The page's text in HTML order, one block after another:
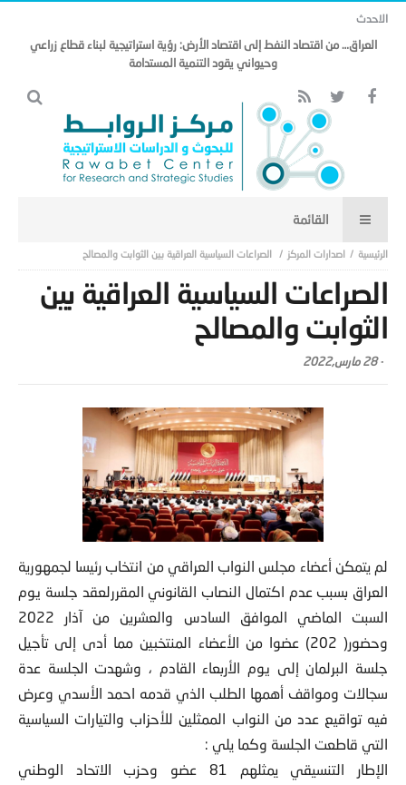
الاحدث
العراق… من اقتصاد النفط إلى اقتصاد الأرض: رؤية استراتيجية لبناء قطاع زراعي
وحيواني يقود التنمية المستدامة
اصدارات المركز الصراعات السياسية العراقية بين الثوابت والمصالح
الصراعات السياسية العراقية بين
الثوابت والمصالح
-28 مارس,2022
لم يتمكن أعضاء مجلس النواب العراقي من انتخاب رئيسا لجمهورية
العراق بسبب عدم اكتمال النصاب القانوني المقررلعقد جلسة يوم
السبت الماضي الموافق السادس والعشرين من آذار 2022
وحضور( 202) عضوا من الأعضاء المنتخبين مما أدى إلى تأجيل
جلسة البرلمان إلى يوم الأربعاء القادم ، وشهدت الجلسة عدة
سجالات ومواقف أهمها الطلب الذي قدمه احمد الأسدي وعرض
فيه تواقيع عدد من النواب الممثلين للأحزاب والتيارات السياسية
التي قاطعت الجلسة وكما يلي :
الإطار التنسيقي يمثلهم 81 عضو وحزب الاتحاد الوطني